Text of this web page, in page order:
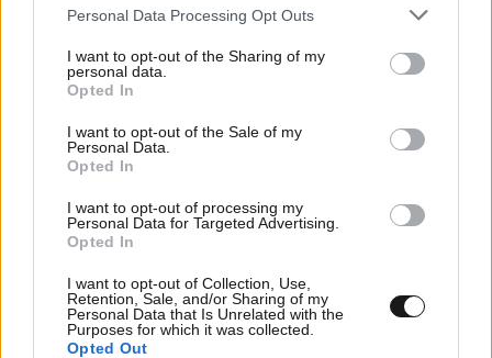
Please note that this website/app uses one or more Google
not limited to your visit or usage behaviour. You may click to
grant or deny consent to Google and its third-party tags to
use your data for below specified purposes in below Google
consent section.
Personal Data Processing Opt Outs
I want to opt-out of the Sharing of my
personal data.
Opted In
I want to opt-out of the Sale of my
Personal Data.
Opted In
I want to opt-out of processing my
Personal Data for Targeted Advertising.
Opted In
I want to opt-out of Collection, Use,
Retention, Sale, and/or Sharing of my
Personal Data that Is Unrelated with the
Purposes for which it was collected.
Opted Out
13·09·2024 21:06
Συγκινεί ο μικρός Γιαννάκης μετά την επέμβασή του
στην Αμερική – «Να κάνω μεγάλα βήματα για την
καινούργια μου ζωή»